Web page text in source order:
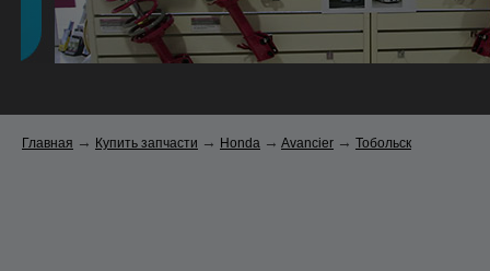
Главная → Купить запчасти → Honda → Avancier → Тобольск